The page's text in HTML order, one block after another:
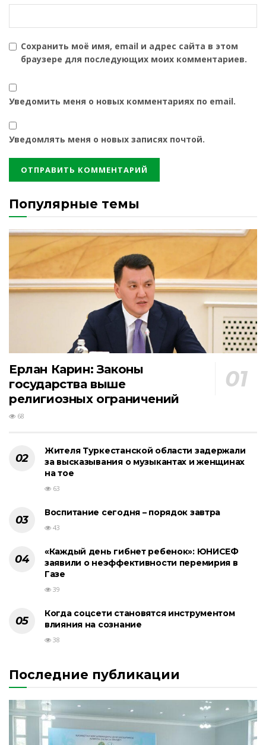
Сохранить моё имя, email и адрес сайта в этом
браузере для последующих моих комментариев.
Уведомить меня о новых комментариях по email.
Уведомлять меня о новых записях почтой.
Популярные темы
Ерлан Карин: Законы
государства выше
религиозных ограничений
68
Жителя Туркестанской области задержали
за высказывания о музыкантах и женщинах
на тое
63
Воспитание сегодня – порядок завтра
43
«Каждый день гибнет ребенок»: ЮНИСЕФ
заявили о неэффективности перемирия в
Газе
39
Когда соцсети становятся инструментом
влияния на сознание
38
Последние публикации